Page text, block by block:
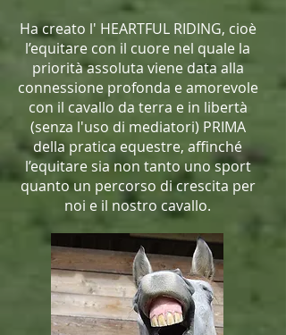
Ha creato l' HEARTFUL RIDING, cioè
l’equitare con il cuore nel quale la
priorità assoluta viene data alla
connessione profonda e amorevole
con il cavallo da terra e in libertà
(senza l'uso di mediatori) PRIMA
della pratica equestre, affinché
l’equitare sia non tanto uno sport
quanto un percorso di crescita per
noi e il nostro cavallo.